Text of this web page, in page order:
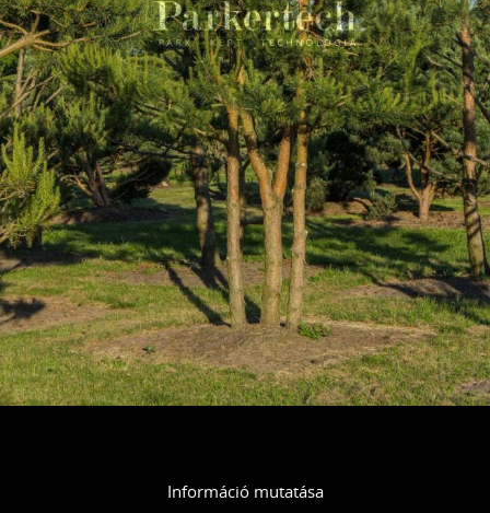
Információ mutatása